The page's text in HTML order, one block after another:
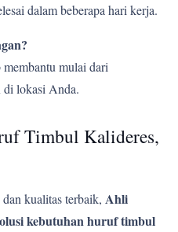
dalam beberapa hari kerja.
mulai dari
di lokasi Anda.
Timbul Kalideres,
kualitas terbaik, Ahli
kebutuhan huruf timbul